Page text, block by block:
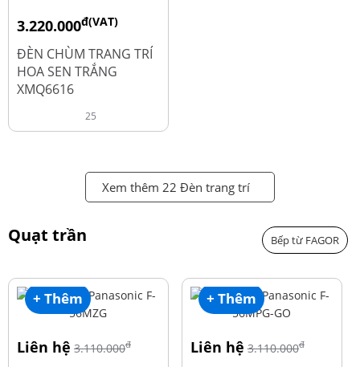
3.220.000đ(VAT)
4.600.000
ĐÈN CHÙM TRANG TRÍ
HOA SEN TRẮNG
XMQ6616
25
Xem thêm 22 Đèn trang trí
Quạt trần Bếp từ FAGOR
+ Thêm
Liên hệ 3.110.000đ
+ Thêm
Liên hệ 3.110.000đ